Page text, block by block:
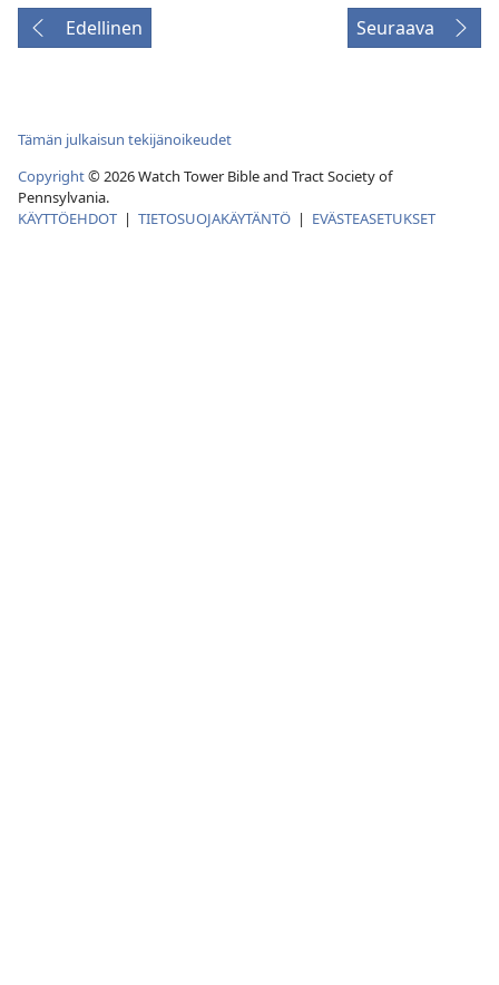
Edellinen Seuraava
Tämän julkaisun tekijänoikeudet
Copyright© 2026Watch Tower Bible and Tract Society of
Pennsylvania.
KÄYTTÖEHDOT | TIETOSUOJAKÄYTÄNTÖ | EVÄSTEASETUKSET